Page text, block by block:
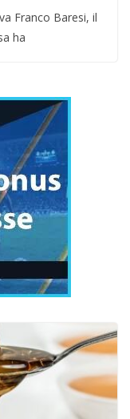
Franco Baresi, il
ha